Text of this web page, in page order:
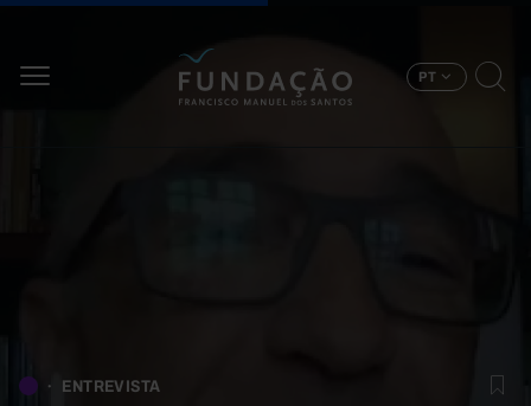
PT
ENTREVISTA